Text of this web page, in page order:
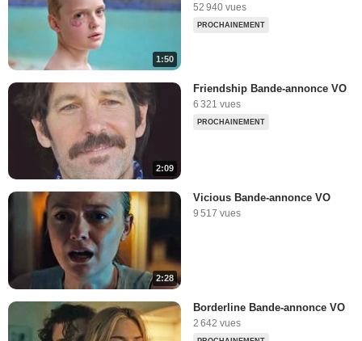
1:50
52 940 vues
PROCHAINEMENT
2:09
Friendship Bande-annonce VO
6 321 vues
PROCHAINEMENT
2:28
Vicious Bande-annonce VO
9 517 vues
Borderline Bande-annonce VO
2 642 vues